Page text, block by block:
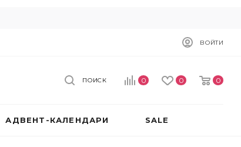
ВОЙТИ
0 0 0
ПОИСК
АДВЕНТ-КАЛЕНДАРИ SALE